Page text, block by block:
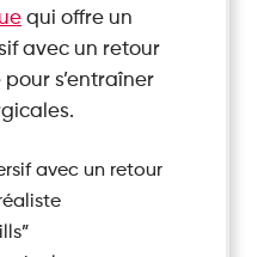
qui offre un
avec un retour
s’entraîner
avec un retour